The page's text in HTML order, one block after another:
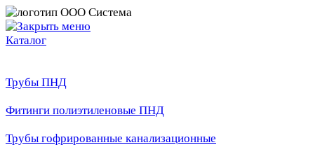
Каталог
Трубы ПНД
Фитинги полиэтиленовые ПНД
Трубы гофрированные канализационные